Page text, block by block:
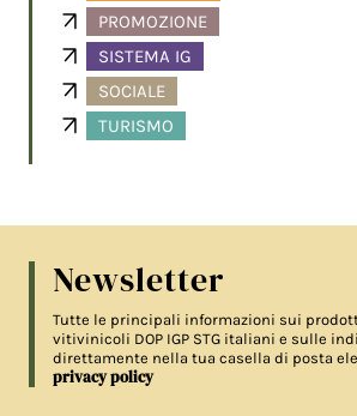
PROMOZIONE
SISTEMA IG
SOCIALE
TURISMO
Newsletter
Tutte le principali informazioni sui
vitivinicoli DOP IGP STG italiani e sulle
direttamente nella tua casella di posta
privacy policy